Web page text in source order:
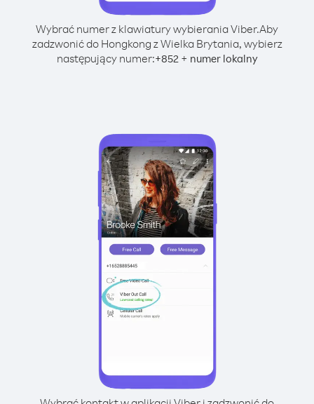
Wybrać numer z klawiatury wybierania Viber.Aby
zadzwonić do Hongkong z Wielka Brytania, wybierz
następujący numer:+852+ numer lokalny